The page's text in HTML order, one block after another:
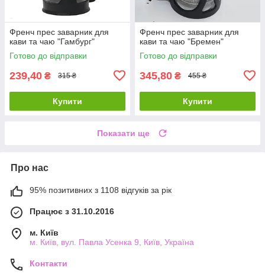
Френч прес заварник для
кави та чаю "Гамбург"
Готово до відправки
239,40 ₴ 315 ₴
Купити
Френч прес заварник для
кави та чаю "Бремен"
Готово до відправки
345,80 ₴ 455 ₴
Купити
Показати ще
Про нас
95% позитивних з 1108 відгуків за рік
Працює з 31.10.2016
м. Київ
м. Київ, вул. Павла Усенка 9, Київ, Україна
Контакти